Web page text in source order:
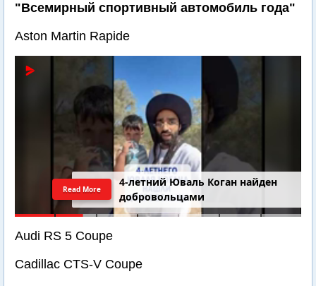
"Всемирный спортивный автомобиль года"
Aston Martin Rapide
4-летний Юваль Коган найден
добровольцами
Read More
Audi RS 5 Coupe
Cadillac CTS-V Coupe